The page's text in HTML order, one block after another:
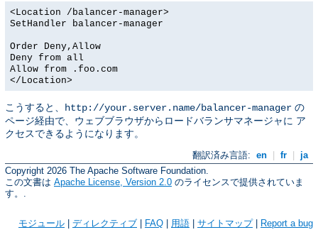
<Location /balancer-manager>
SetHandler balancer-manager
Order Deny,Allow
Deny from all
Allow from .foo.com
</Location>
こうすると、 http://your.server.name/balancer-manager の
ページ経由で、ウェブブラウザからロードバランサマネージャに ア
クセスできるようになります。
翻訳済み言語: en fr
ja
Copyright 2026 The Apache Software Foundation.
この文書は Apache License, Version 2.0 のライセンスで提供されていま
す。.
モジュール ディレクティブ FAQ 用語 サイトマップ| Report a bug